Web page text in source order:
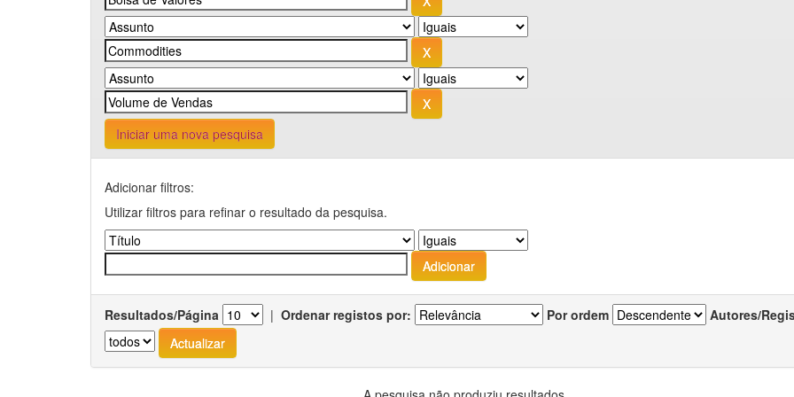
Iniciar uma nova pesquisa
Adicionar filtros:
Utilizar filtros para refinar o resultado da pesquisa.
Resultados/Página | Ordenar registos por: Por ordem Autores/